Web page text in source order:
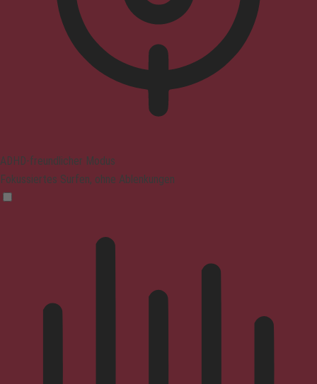
ADHD-freundlicher Modus
Fokussiertes Surfen, ohne Ablenkungen